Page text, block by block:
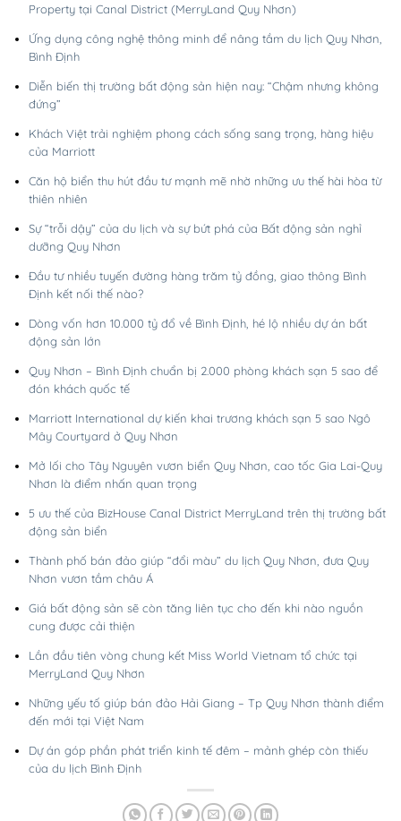
Property tại Canal District (MerryLand Quy Nhơn)
Ứng dụng công nghệ thông minh để nâng tầm du lịch Quy Nhơn,
Bình Định
Diễn biến thị trường bất động sản hiện nay: “Chậm nhưng không
đứng”
Khách Việt trải nghiệm phong cách sống sang trọng, hàng hiệu
của Marriott
Căn hộ biển thu hút đầu tư mạnh mẽ nhờ những ưu thế hài hòa từ
thiên nhiên
Sự “trỗi dậy” của du lịch và sự bứt phá của Bất động sản nghỉ
dưỡng Quy Nhơn
Đầu tư nhiều tuyến đường hàng trăm tỷ đồng, giao thông Bình
Định kết nối thế nào?
Dòng vốn hơn 10.000 tỷ đổ về Bình Định, hé lộ nhiều dự án bất
động sản lớn
Quy Nhơn – Bình Định chuẩn bị 2.000 phòng khách sạn 5 sao để
đón khách quốc tế
Marriott International dự kiến khai trương khách sạn 5 sao Ngô
Mây Courtyard ở Quy Nhơn
Mở lối cho Tây Nguyên vươn biển Quy Nhơn, cao tốc Gia Lai-Quy
Nhơn là điểm nhấn quan trọng
5 ưu thế của BizHouse Canal District MerryLand trên thị trường bất
động sản biển
Thành phố bán đảo giúp “đổi màu” du lịch Quy Nhơn, đưa Quy
Nhơn vươn tầm châu Á
Giá bất động sản sẽ còn tăng liên tục cho đến khi nào nguồn
cung được cải thiện
Lần đầu tiên vòng chung kết Miss World Vietnam tổ chức tại
MerryLand Quy Nhơn
Những yếu tố giúp bán đảo Hải Giang – Tp Quy Nhơn thành điểm
đến mới tại Việt Nam
Dự án góp phần phát triển kinh tế đêm – mảnh ghép còn thiếu
của du lịch Bình Định